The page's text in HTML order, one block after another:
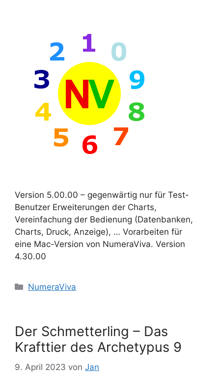
Version 5.00.00 – gegenwärtig nur für Test-
Benutzer Erweiterungen der Charts,
Vereinfachung der Bedienung (Datenbanken,
Charts, Druck, Anzeige), … Vorarbeiten für
eine Mac-Version von NumeraViva. Version
4.30.00
Kategorien
NumeraViva
Der Schmetterling – Das
Krafttier des Archetypus 9
9. April 2023 von Jan